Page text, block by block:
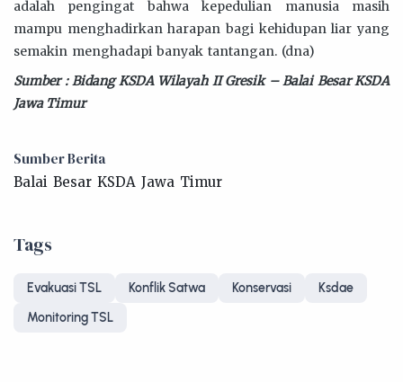
adalah pengingat bahwa kepedulian manusia masih
mampu menghadirkan harapan bagi kehidupan liar yang
semakin menghadapi banyak tantangan. (dna)
Sumber : Bidang KSDA Wilayah II Gresik – Balai Besar KSDA
Jawa Timur
Sumber Berita
Balai Besar KSDA Jawa Timur
Tags
Evakuasi TSL Konflik Satwa Konservasi
Ksdae
Monitoring TSL